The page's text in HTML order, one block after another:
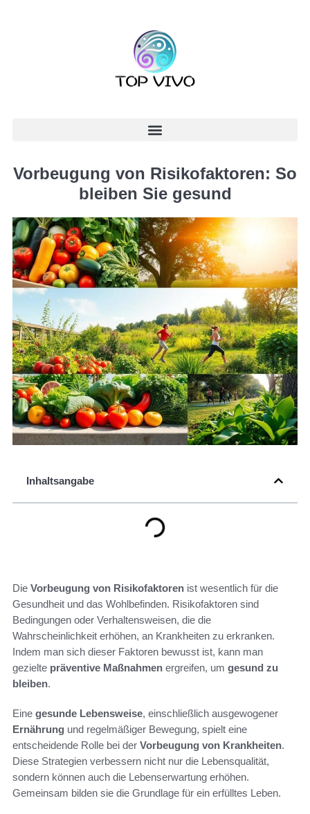
Vorbeugung von Risikofaktoren: So
bleiben Sie gesund
Inhaltsangabe
Die Vorbeugung von Risikofaktoren ist wesentlich für die
Gesundheit und das Wohlbefinden. Risikofaktoren sind
Bedingungen oder Verhaltensweisen, die die
Wahrscheinlichkeit erhöhen, an Krankheiten zu erkranken.
Indem man sich dieser Faktoren bewusst ist, kann man
gezielte präventive Maßnahmen ergreifen, um gesund zu
bleiben.
Eine gesunde Lebensweise, einschließlich ausgewogener
Ernährung und regelmäßiger Bewegung, spielt eine
entscheidende Rolle bei der Vorbeugung von Krankheiten.
Diese Strategien verbessern nicht nur die Lebensqualität,
sondern können auch die Lebenserwartung erhöhen.
Gemeinsam bilden sie die Grundlage für ein erfülltes Leben.